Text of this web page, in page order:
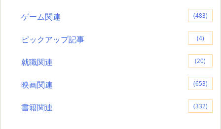
ゲーム関連 (483)
ピックアップ記事 (4)
就職関連 (20)
映画関連 (653)
書籍関連 (332)